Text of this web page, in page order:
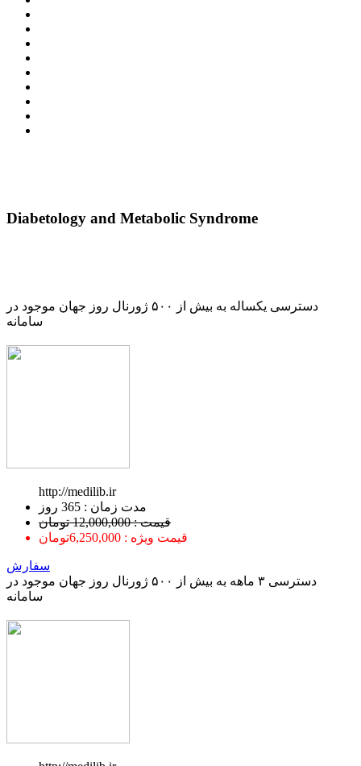
Diabetology and Metabolic Syndrome
دسترسی یکساله به بیش از ۵۰۰ ژورنال روز جهان موجود در
سامانه
http://medilib.ir
ﻣﺪﺕ ﺯﻣﺎﻥ : 365 ﺭﻭﺯ
قیمت : 12,000,000 تومان
قیمت ویژه : 6,250,000تومان
سفارش
دسترسی ۳ ماهه به بیش از ۵۰۰ ژورنال روز جهان موجود در
سامانه